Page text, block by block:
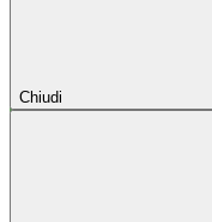
Chiudi